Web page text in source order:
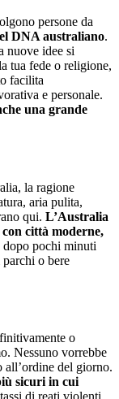
persone da
DNA australiano.
nuove idee si
tua fede o religione,
facilita
e personale.
una grande
la ragione
aria pulita,
qui. L’Australia
città moderne,
pochi minuti
parchi o bere
o
Nessuno vorrebbe
all’ordine del giorno.
sicuri in cui
di reati violenti